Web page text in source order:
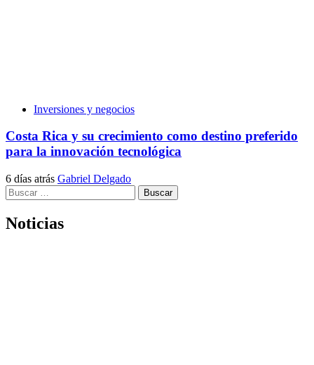
Inversiones y negocios
Costa Rica y su crecimiento como destino preferido
para la innovación tecnológica
6 días atrás Gabriel Delgado
Buscar:
Noticias